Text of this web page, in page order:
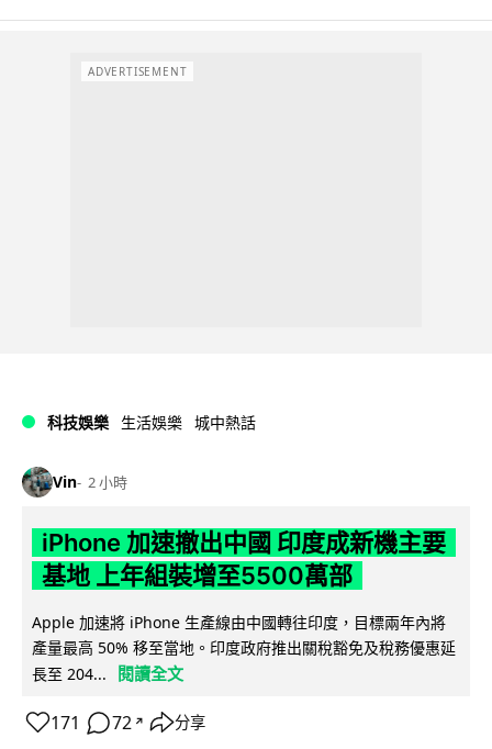
ADVERTISEMENT
科技娛樂 生活娛樂 城中熱話
Vin 2 小時
iPhone 加速撤出中國 印度成新機主要
基地 上年組裝增至5500萬部
Apple 加速將 iPhone 生產線由中國轉往印度，目標兩年內將
產量最高 50% 移至當地。印度政府推出關稅豁免及稅務優惠延
長至 204...
閱讀全文
171 72 ↗ 分享